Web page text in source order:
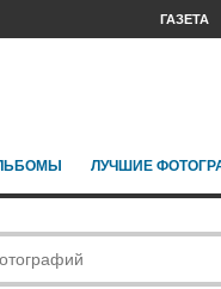
ГАЗЕТА
ЛУЧШИЕ